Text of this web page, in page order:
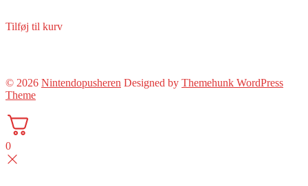
Tilføj til kurv
© 2026 Nintendopusheren Designed by Themehunk WordPress
Theme
0